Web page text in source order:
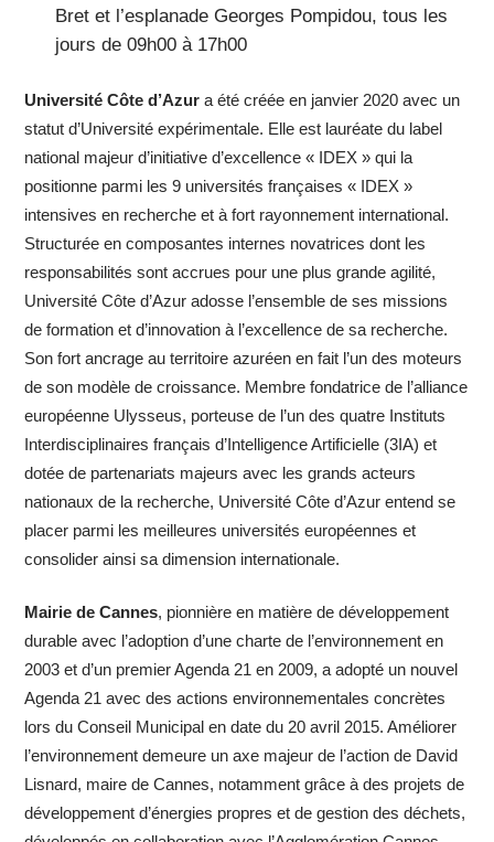
Bret et l’esplanade Georges Pompidou, tous les
jours de 09h00 à 17h00
Université Côte d’Azur a été créée en janvier 2020 avec un
statut d’Université expérimentale. Elle est lauréate du label
national majeur d’initiative d’excellence « IDEX » qui la
positionne parmi les 9 universités françaises « IDEX »
intensives en recherche et à fort rayonnement international.
Structurée en composantes internes novatrices dont les
responsabilités sont accrues pour une plus grande agilité,
Université Côte d’Azur adosse l’ensemble de ses missions
de formation et d’innovation à l’excellence de sa recherche.
Son fort ancrage au territoire azuréen en fait l’un des moteurs
de son modèle de croissance. Membre fondatrice de l’alliance
européenne Ulysseus, porteuse de l’un des quatre Instituts
Interdisciplinaires français d’Intelligence Artificielle (3IA) et
dotée de partenariats majeurs avec les grands acteurs
nationaux de la recherche, Université Côte d’Azur entend se
placer parmi les meilleures universités européennes et
consolider ainsi sa dimension internationale.
Mairie de Cannes, pionnière en matière de développement
durable avec l’adoption d’une charte de l’environnement en
2003 et d’un premier Agenda 21 en 2009, a adopté un nouvel
Agenda 21 avec des actions environnementales concrètes
lors du Conseil Municipal en date du 20 avril 2015. Améliorer
l’environnement demeure un axe majeur de l’action de David
Lisnard, maire de Cannes, notamment grâce à des projets de
développement d’énergies propres et de gestion des déchets,